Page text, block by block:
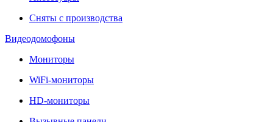
Сняты с производства
Видеодомофоны
Мониторы
WiFi-мониторы
HD-мониторы